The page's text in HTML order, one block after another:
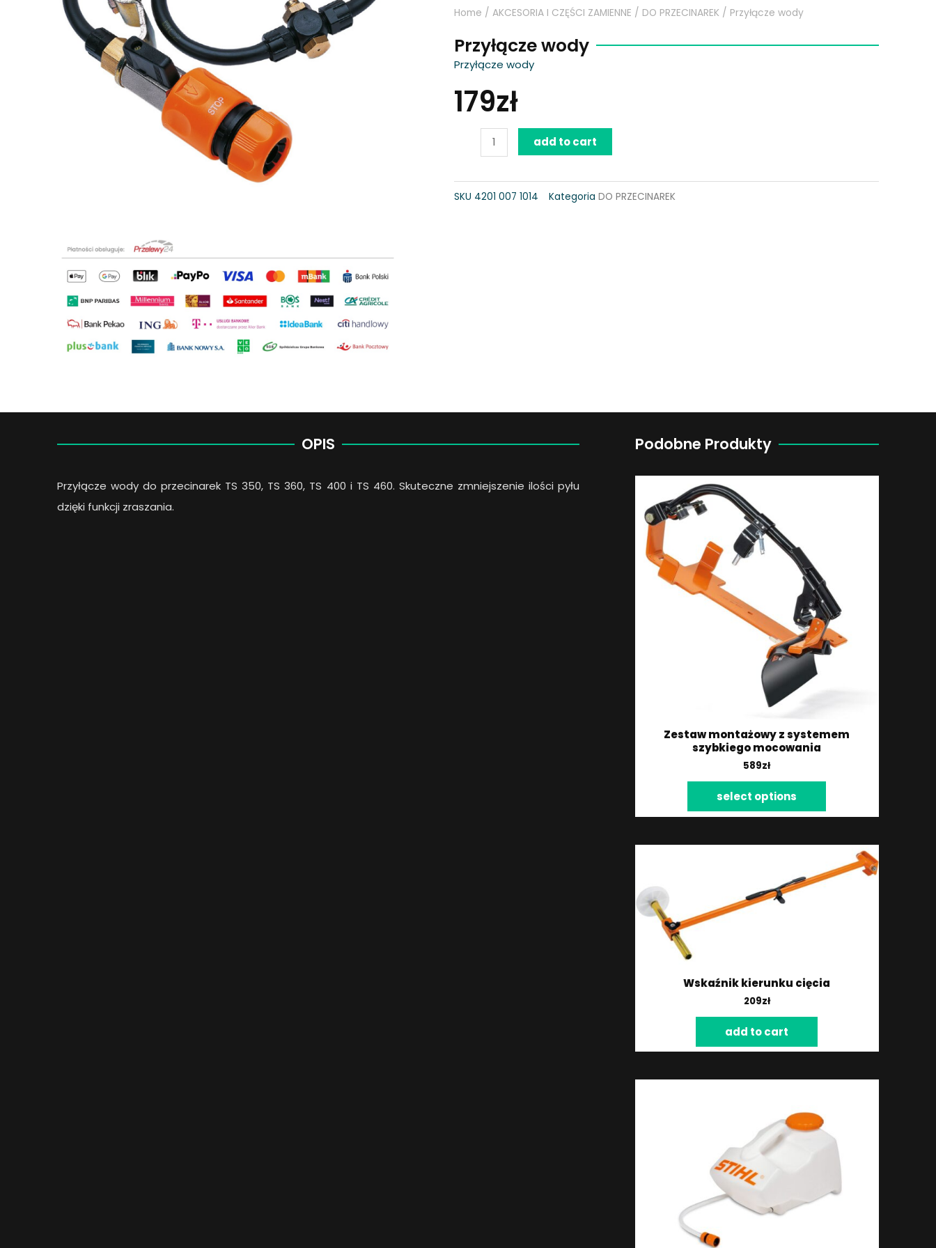
Home / AKCESORIA I CZĘŚCI ZAMIENNE / DO PRZECINAREK / Przyłącze wody
Przyłącze wody
Przyłącze wody
179zł
Przyłącze
wody
quantity
add to cart
SKU 4201 007 1014 Kategoria DO PRZECINAREK
OPIS
Przyłącze wody do przecinarek TS 350, TS 360, TS 400 i TS 460. Skuteczne zmniejszenie ilości pyłu
dzięki funkcji zraszania.
Podobne Produkty
Zestaw montażowy z systemem
szybkiego mocowania
589zł
select options
Wskaźnik kierunku cięcia
209zł
add to cart